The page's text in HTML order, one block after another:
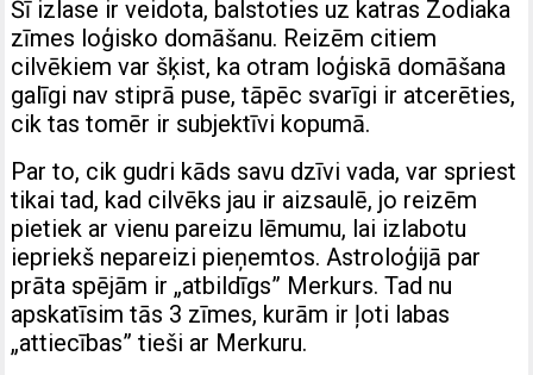
Šī izlase ir veidota, balstoties uz katras Zodiaka
zīmes loģisko domāšanu. Reizēm citiem
cilvēkiem var šķist, ka otram loģiskā domāšana
galīgi nav stiprā puse, tāpēc svarīgi ir atcerēties,
cik tas tomēr ir subjektīvi kopumā.
Par to, cik gudri kāds savu dzīvi vada, var spriest
tikai tad, kad cilvēks jau ir aizsaulē, jo reizēm
pietiek ar vienu pareizu lēmumu, lai izlabotu
iepriekš nepareizi pieņemtos. Astroloģijā par
prāta spējām ir „atbildīgs” Merkurs. Tad nu
apskatīsim tās 3 zīmes, kurām ir ļoti labas
„attiecības” tieši ar Merkuru.